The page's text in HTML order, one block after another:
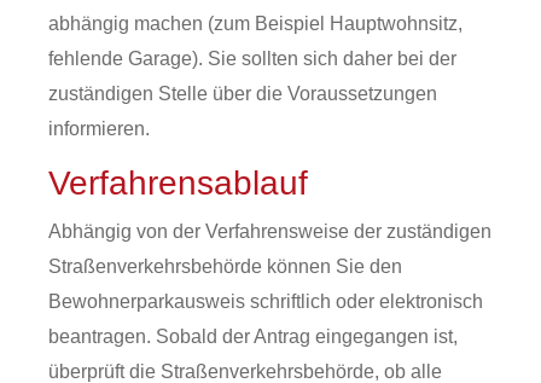
abhängig machen (zum Beispiel Hauptwohnsitz,
fehlende Garage). Sie sollten sich daher bei der
zuständigen Stelle über die Voraussetzungen
informieren.
Verfahrensablauf
Abhängig von der Verfahrensweise der zuständigen
Straßenverkehrsbehörde können Sie den
Bewohnerparkausweis schriftlich oder elektronisch
beantragen. Sobald der Antrag eingegangen ist,
überprüft die Straßenverkehrsbehörde, ob alle